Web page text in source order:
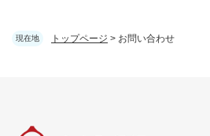
現在地 トップページ > お問い合わせ